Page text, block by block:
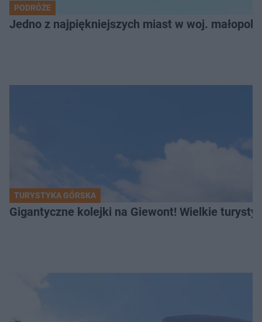
PODRÓŻE
Jedno z najpiękniejszych miast w woj.
TURYSTYKA GÓRSKA
Gigantyczne kolejki na Giewont! Wielkie